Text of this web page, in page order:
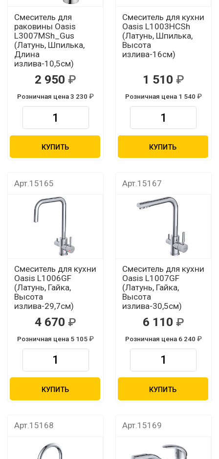
Смеситель для
раковины Oasis
L3007МSh_Gus
(Латунь, Шпилька,
Длина
излива-10,5см)
2 950
Розничная цена 3 230
КУПИТЬ
Смеситель для кухни
Oasis L1003HCSh
(Латунь, Шпилька,
Высота
излива-16см)
1 510
Розничная цена 1 540
КУПИТЬ
Арт.15165
Смеситель для кухни
Oasis L1006GF
(Латунь, Гайка,
Высота
излива-29,7см)
4 670
Розничная цена 5 105
КУПИТЬ
Арт.15167
Смеситель для кухни
Oasis L1007GF
(Латунь, Гайка,
Высота
излива-30,5см)
6 110
Розничная цена 6 240
КУПИТЬ
Арт.15168 Арт.15169